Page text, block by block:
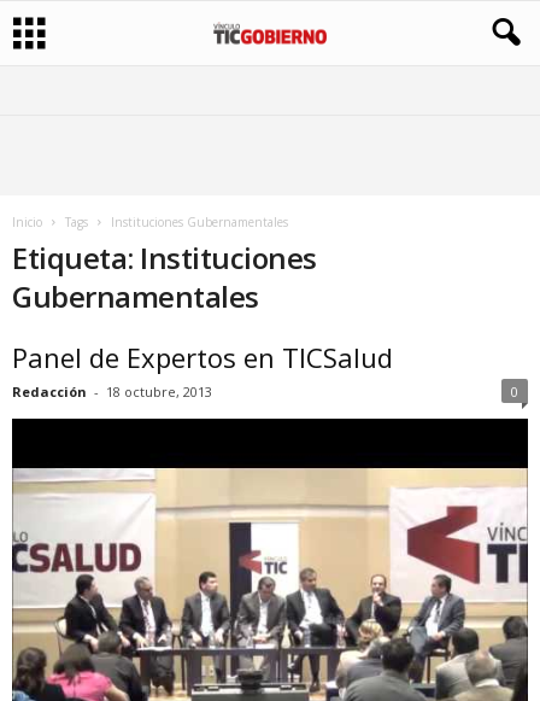
Inicio Tags Instituciones Gubernamentales
Etiqueta: Instituciones
Gubernamentales
Panel de Expertos en TICSalud
Redacción - 18 octubre, 2013 0